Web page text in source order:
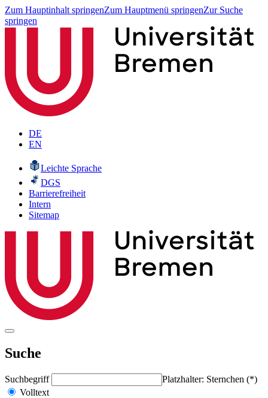
Zum Hauptinhalt springenZum Hauptmenü springenZur Suche
springen
DE
EN
Leichte Sprache
DGS
Barrierefreiheit
Intern
Sitemap
Suche
Suchbegriff
Platzhalter: Sternchen (*)
Volltext